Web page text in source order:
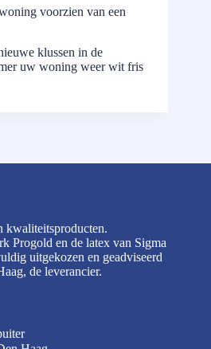
voorzien van een
klussen in de
uw woning weer wit fris
kwaliteitsproducten.
Progold en de latex van Sigma
uitgekozen en geadviseerd
de leverancier.